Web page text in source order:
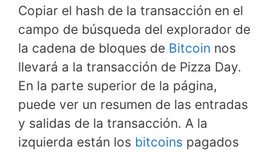
Copiar el hash de la transacción en el
campo de búsqueda del explorador de
la cadena de bloques de Bitcoin nos
llevará a la transacción de Pizza Day.
En la parte superior de la página,
puede ver un resumen de las entradas
y salidas de la transacción. A la
izquierda están los bitcoins pagados